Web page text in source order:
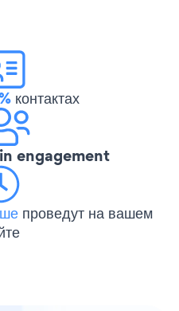
контактах
in engagement
проведут на вашем